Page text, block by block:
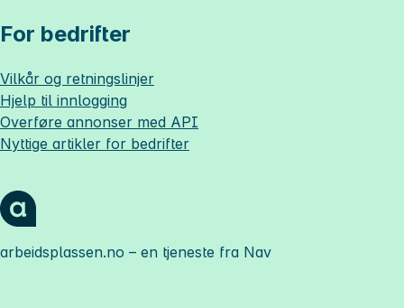
For bedrifter
Vilkår og retningslinjer
Hjelp til innlogging
Overføre annonser med API
Nyttige artikler for bedrifter
arbeidsplassen.no – en tjeneste fra Nav